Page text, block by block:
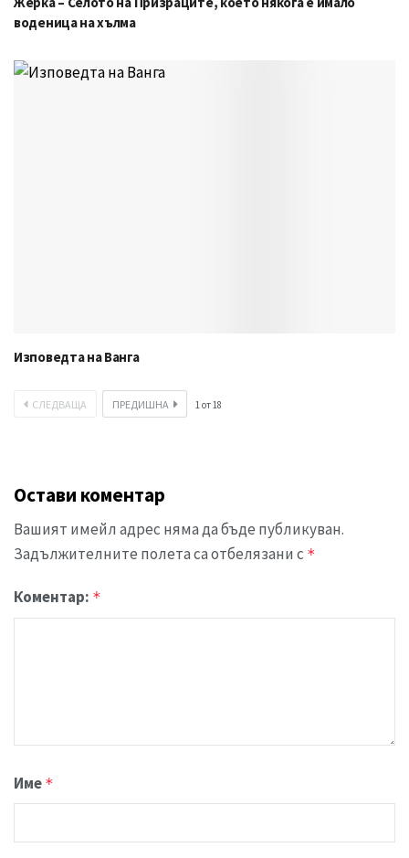
воденица на хълма
Изповедта на Ванга
СЛЕДВАЩА ПРЕДИШНА 1от18
Остави коментар
Вашият имейл адрес няма да бъде публикуван.
Задължителните полета са отбелязани с *
Коментар: *
Име *